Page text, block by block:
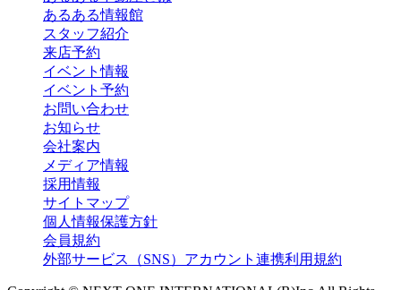
あるある情報館
スタッフ紹介
来店予約
イベント情報
イベント予約
お問い合わせ
お知らせ
会社案内
メディア情報
採用情報
サイトマップ
個人情報保護方針
会員規約
外部サービス（SNS）アカウント連携利用規約